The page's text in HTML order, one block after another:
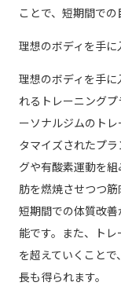
ことで、短期間での
理想のボディを手
理想のボディを手
れるトレーニング
ーソナルジムのト
タマイズされたプ
グや有酸素運動を
肪を燃焼させつつ筋
短期間での体質改
能です。また、ト
を超えていくこと
長も得られます。